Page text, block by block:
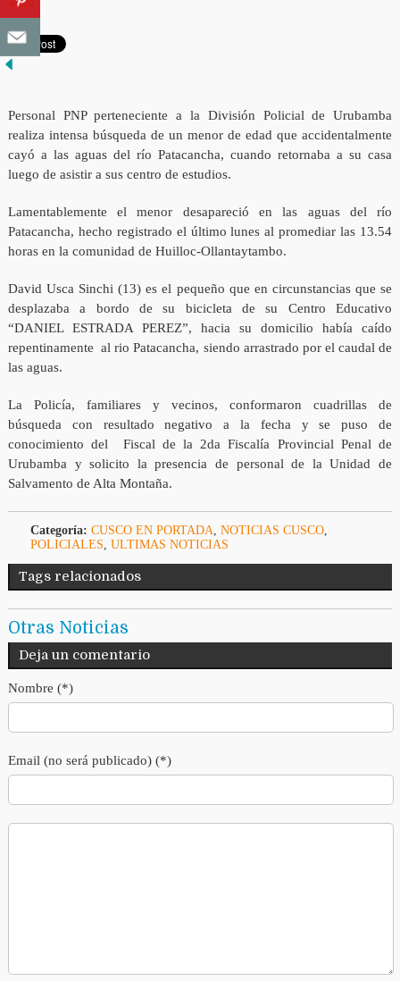
Personal PNP perteneciente a la División Policial de Urubamba
realiza intensa búsqueda de un menor de edad que accidentalmente
cayó a las aguas del río Patacancha, cuando retornaba a su casa
luego de asistir a sus centro de estudios.
Lamentablemente el menor desapareció en las aguas del río
Patacancha, hecho registrado el último lunes al promediar las 13.54
horas en la comunidad de Huilloc-Ollantaytambo.
David Usca Sinchi (13) es el pequeño que en circunstancias que se
desplazaba a bordo de su bicicleta de su Centro Educativo
“DANIEL ESTRADA PEREZ”, hacia su domicilio había caído
repentinamente al rio Patacancha, siendo arrastrado por el caudal de
las aguas.
La Policía, familiares y vecinos, conformaron cuadrillas de
búsqueda con resultado negativo a la fecha y se puso de
conocimiento del Fiscal de la 2da Fiscalía Provincial Penal de
Urubamba y solicito la presencia de personal de la Unidad de
Salvamento de Alta Montaña.
Categoría: CUSCO EN PORTADA, NOTICIAS CUSCO,
POLICIALES, ULTIMAS NOTICIAS
Tags relacionados
Otras Noticias
Deja un comentario
Nombre (*)
Email (no será publicado) (*)